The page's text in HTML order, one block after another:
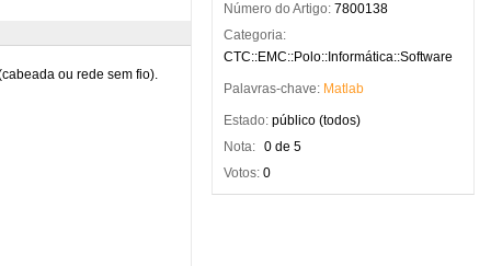
Número do Artigo: 7800138
Categoria:
CTC::EMC::Polo::Informática::Software
Palavras-chave: Matlab
Estado: público (todos)
Nota: 0 de 5
Votos: 0